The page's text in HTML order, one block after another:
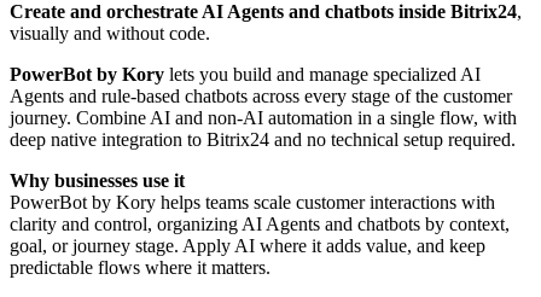
Create and orchestrate AI Agents and chatbots inside Bitrix24,
visually and without code.
PowerBot by Kory lets you build and manage specialized AI
Agents and rule-based chatbots across every stage of the customer
journey. Combine AI and non-AI automation in a single flow, with
deep native integration to Bitrix24 and no technical setup required.
Why businesses use it
PowerBot by Kory helps teams scale customer interactions with
clarity and control, organizing AI Agents and chatbots by context,
goal, or journey stage. Apply AI where it adds value, and keep
predictable flows where it matters.